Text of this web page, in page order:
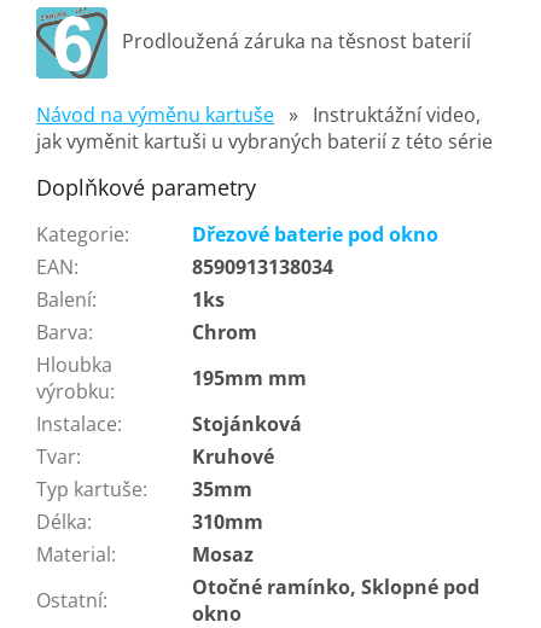
Prodloužená záruka na těsnost baterií
Návod na výměnu kartuše » Instruktážní video,
jak vyměnit kartuši u vybraných baterií z této série
Doplňkové parametry
Kategorie:
Dřezové baterie pod okno
EAN:
8590913138034
Balení:
1ks
Barva:
Chrom
Hloubka
výrobku:
195mm mm
Instalace:
Stojánková
Tvar:
Kruhové
Typ kartuše:
35mm
Délka:
310mm
Material:
Mosaz
Ostatní:
Otočné ramínko, Sklopné pod
okno